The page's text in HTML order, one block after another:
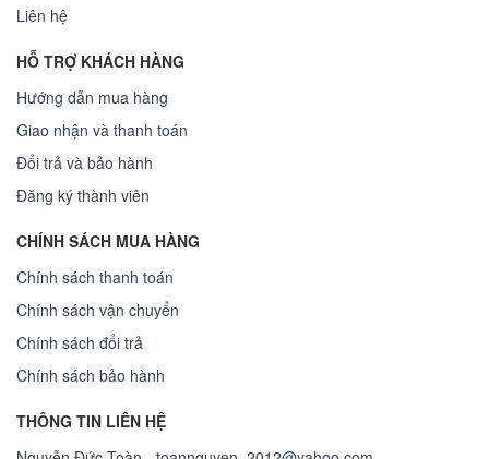
Liên hệ
HỖ TRỢ KHÁCH HÀNG
Hướng dẫn mua hàng
Giao nhận và thanh toán
Đổi trả và bảo hành
Đăng ký thành viên
CHÍNH SÁCH MUA HÀNG
Chính sách thanh toán
Chính sách vận chuyển
Chính sách đổi trả
Chính sách bảo hành
THÔNG TIN LIÊN HỆ